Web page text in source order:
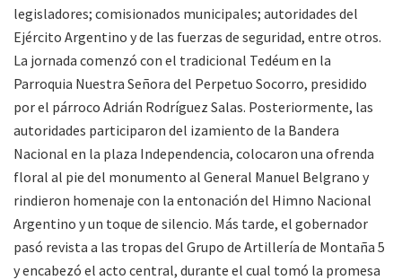
legisladores; comisionados municipales; autoridades del
Ejército Argentino y de las fuerzas de seguridad, entre otros.
La jornada comenzó con el tradicional Tedéum en la
Parroquia Nuestra Señora del Perpetuo Socorro, presidido
por el párroco Adrián Rodríguez Salas. Posteriormente, las
autoridades participaron del izamiento de la Bandera
Nacional en la plaza Independencia, colocaron una ofrenda
floral al pie del monumento al General Manuel Belgrano y
rindieron homenaje con la entonación del Himno Nacional
Argentino y un toque de silencio. Más tarde, el gobernador
pasó revista a las tropas del Grupo de Artillería de Montaña 5
y encabezó el acto central, durante el cual tomó la promesa